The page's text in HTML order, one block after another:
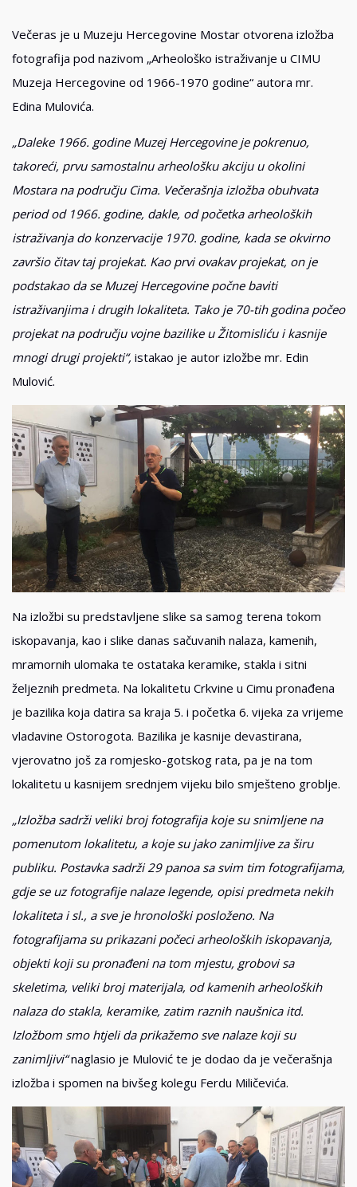
Večeras je u Muzeju Hercegovine Mostar otvorena izložba
fotografija pod nazivom „Arheološko istraživanje u CIMU
Muzeja Hercegovine od 1966-1970 godine“ autora mr.
Edina Mulovića.
„Daleke 1966. godine Muzej Hercegovine je pokrenuo,
takoreći, prvu samostalnu arheološku akciju u okolini
Mostara na području Cima. Večerašnja izložba obuhvata
period od 1966. godine, dakle, od početka arheoloških
istraživanja do konzervacije 1970. godine, kada se okvirno
završio čitav taj projekat. Kao prvi ovakav projekat, on je
podstakao da se Muzej Hercegovine počne baviti
istraživanjima i drugih lokaliteta. Tako je 70-tih godina počeo
projekat na području vojne bazilike u Žitomisliću i kasnije
mnogi drugi projekti“, istakao je autor izložbe mr. Edin
Mulović.
Na izložbi su predstavljene slike sa samog terena tokom
iskopavanja, kao i slike danas sačuvanih nalaza, kamenih,
mramornih ulomaka te ostataka keramike, stakla i sitni
željeznih predmeta. Na lokalitetu Crkvine u Cimu pronađena
je bazilika koja datira sa kraja 5. i početka 6. vijeka za vrijeme
vladavine Ostorogota. Bazilika je kasnije devastirana,
vjerovatno još za romjesko-gotskog rata, pa je na tom
lokalitetu u kasnijem srednjem vijeku bilo smješteno groblje.
„Izložba sadrži veliki broj fotografija koje su snimljene na
pomenutom lokalitetu, a koje su jako zanimljive za širu
publiku. Postavka sadrži 29 panoa sa svim tim fotografijama,
gdje se uz fotografije nalaze legende, opisi predmeta nekih
lokaliteta i sl., a sve je hronološki posloženo. Na
fotografijama su prikazani počeci arheoloških iskopavanja,
objekti koji su pronađeni na tom mjestu, grobovi sa
skeletima, veliki broj materijala, od kamenih arheoloških
nalaza do stakla, keramike, zatim raznih naušnica itd.
Izložbom smo htjeli da prikažemo sve nalaze koji su
zanimljivi“naglasio je Mulović te je dodao da je večerašnja
izložba i spomen na bivšeg kolegu Ferdu Miličevića.